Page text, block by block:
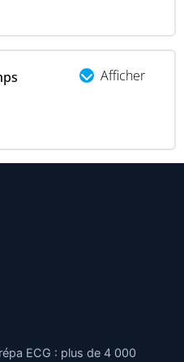
Afficher
ECG : plus de 4 000